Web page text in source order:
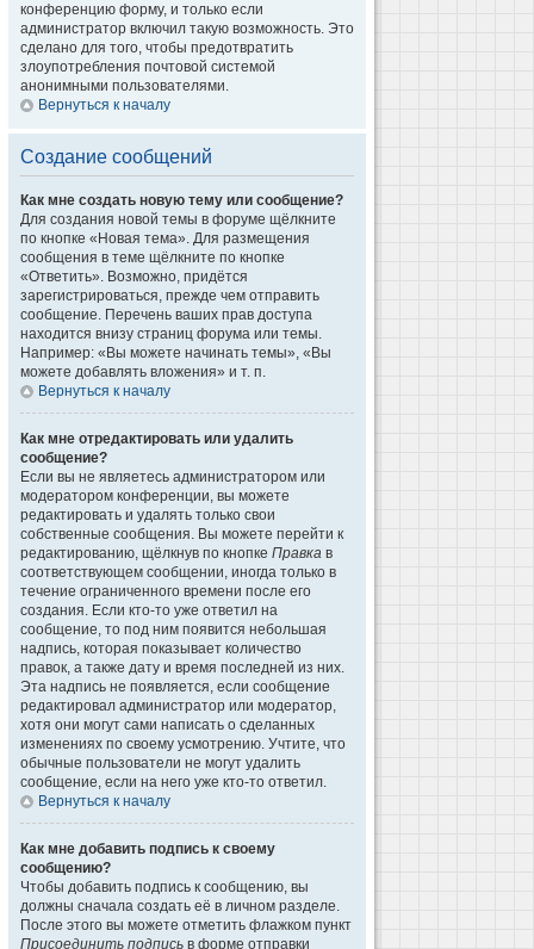
конференцию форму, и только если
администратор включил такую возможность. Это
сделано для того, чтобы предотвратить
злоупотребления почтовой системой
анонимными пользователями.
Вернуться к началу
Создание сообщений
Как мне создать новую тему или сообщение?
Для создания новой темы в форуме щёлкните
по кнопке «Новая тема». Для размещения
сообщения в теме щёлкните по кнопке
«Ответить». Возможно, придётся
зарегистрироваться, прежде чем отправить
сообщение. Перечень ваших прав доступа
находится внизу страниц форума или темы.
Например: «Вы можете начинать темы», «Вы
можете добавлять вложения» и т. п.
Вернуться к началу
Как мне отредактировать или удалить
сообщение?
Если вы не являетесь администратором или
модератором конференции, вы можете
редактировать и удалять только свои
собственные сообщения. Вы можете перейти к
редактированию, щёлкнув по кнопке Правка в
соответствующем сообщении, иногда только в
течение ограниченного времени после его
создания. Если кто-то уже ответил на
сообщение, то под ним появится небольшая
надпись, которая показывает количество
правок, а также дату и время последней из них.
Эта надпись не появляется, если сообщение
редактировал администратор или модератор,
хотя они могут сами написать о сделанных
изменениях по своему усмотрению. Учтите, что
обычные пользователи не могут удалить
сообщение, если на него уже кто-то ответил.
Вернуться к началу
Как мне добавить подпись к своему
сообщению?
Чтобы добавить подпись к сообщению, вы
должны сначала создать её в личном разделе.
После этого вы можете отметить флажком пункт
Присоединить подпись в форме отправки